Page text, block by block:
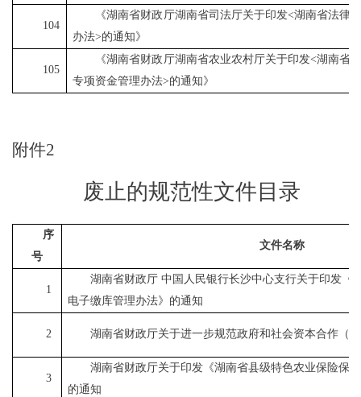
104
《湖南省财政厅湖南省司法厅关于印发<湖南省法律
办法>的通知》
105
《湖南省财政厅湖南省农业农村厅关于印发<湖南省
专项资金管理办法>的通知》
附件2
废止的规范性文件目录
序
号
文件名称
1
湖南省财政厅 中国人民银行长沙中心支行关于印发《
电子缴库管理办法》的通知
2 湖南省财政厅关于进一步规范政府和社会资本合作（
3
湖南省财政厅关于印发《湖南省县级特色农业保险保
的通知